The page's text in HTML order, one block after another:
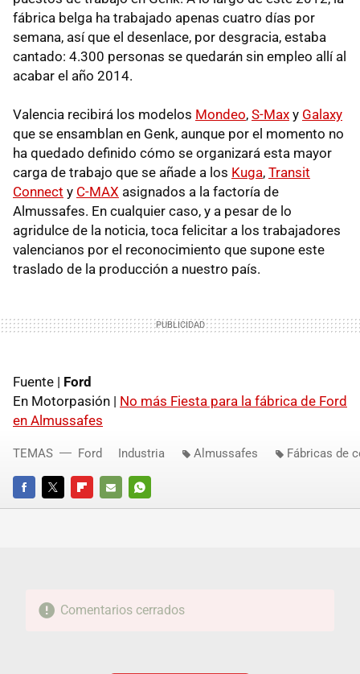
fábrica belga ha trabajado apenas cuatro días por
semana, así que el desenlace, por desgracia, estaba
cantado: 4.300 personas se quedarán sin empleo allí al
acabar el año 2014.
Valencia recibirá los modelos Mondeo, S-Max y Galaxy
que se ensamblan en Genk, aunque por el momento no
ha quedado definido cómo se organizará esta mayor
carga de trabajo que se añade a los Kuga, Transit
Connect y C-MAX asignados a la factoría de
Almussafes. En cualquier caso, y a pesar de lo
agridulce de la noticia, toca felicitar a los trabajadores
valencianos por el reconocimiento que supone este
traslado de la producción a nuestro país.
Fuente | Ford
En Motorpasión | No más Fiesta para la fábrica de Ford
en Almussafes
FACEBOOKTWITTERFLIPBOARD
E-
WHATSAPP
TEMAS Ford Industria Almussafes Fábricas de
Comentarios cerrados